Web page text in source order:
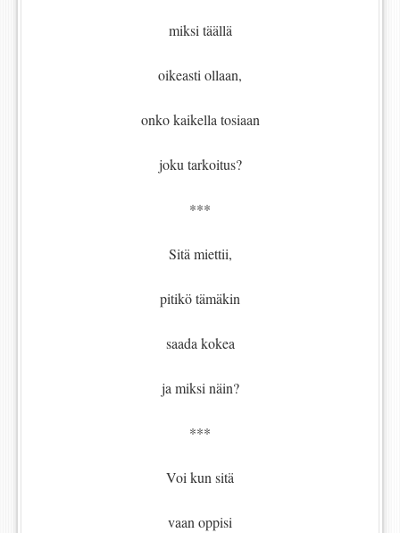
miksi täällä
oikeasti ollaan,
onko kaikella tosiaan
joku tarkoitus?
***
Sitä miettii,
pitikö tämäkin
saada kokea
ja miksi näin?
***
Voi kun sitä
vaan oppisi